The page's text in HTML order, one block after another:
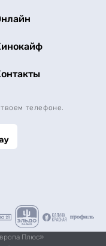
телефоне.
Плюс»